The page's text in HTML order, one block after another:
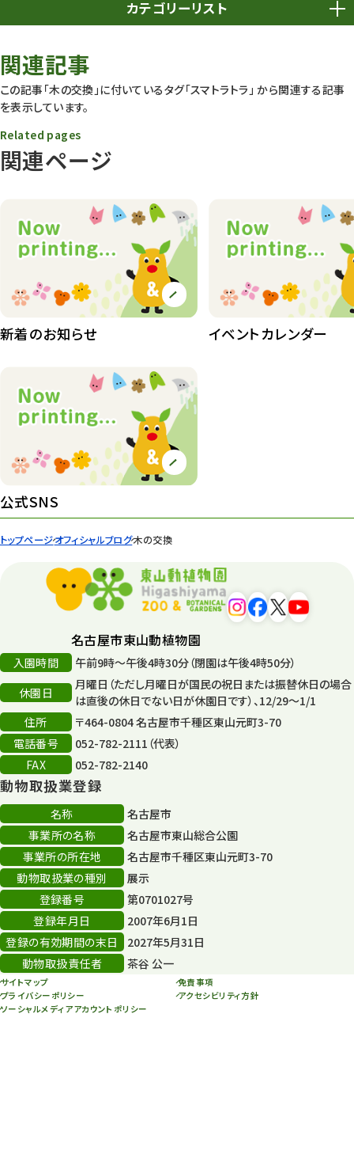
トップページオフィシャルブログ木の交換
カテゴリーリスト
動物園
動物園長のZooコラム
動物園その他
407
植物園長の庭
植物園 その他 423
83
イベント
園内の様子
遊園地 6
平和公園
再生
再生フォーラム 14
80周年
その他
その他イベント
スカイタワー
年末年始のイベント
秋まつり
関連記事
この記事「木の交換」に付いているタグ「スマトラトラ」 から関連する記事
を表示しています。
関連ページ
Related pages
新着のお知らせ イベントカレンダー
公式SNS
名古屋市東山動植物園
入園時間
午前9時～午後4時30分（閉園は午後4時50分）
休園日
月曜日（ただし月曜日が国民の祝日または振替休日の場合
は直後の休日でない日が休園日です）、12/29～1/1
住所
〒464-0804 名古屋市千種区東山元町3-70
電話番号
052-782-2111（代表）
FAX
052-782-2140
動物取扱業登録
名称
名古屋市
事業所の名称
名古屋市東山総合公園
事業所の所在地
名古屋市千種区東山元町3-70
動物取扱業の種別
展示
登録番号
第0701027号
登録年月日
2007年6月1日
登録の有効期間の末日
2027年5月31日
動物取扱責任者
茶谷 公一
サイトマップ
免責事項
プライバシーポリシー
アクセシビリティ方針
ソーシャルメディアアカウントポリシー